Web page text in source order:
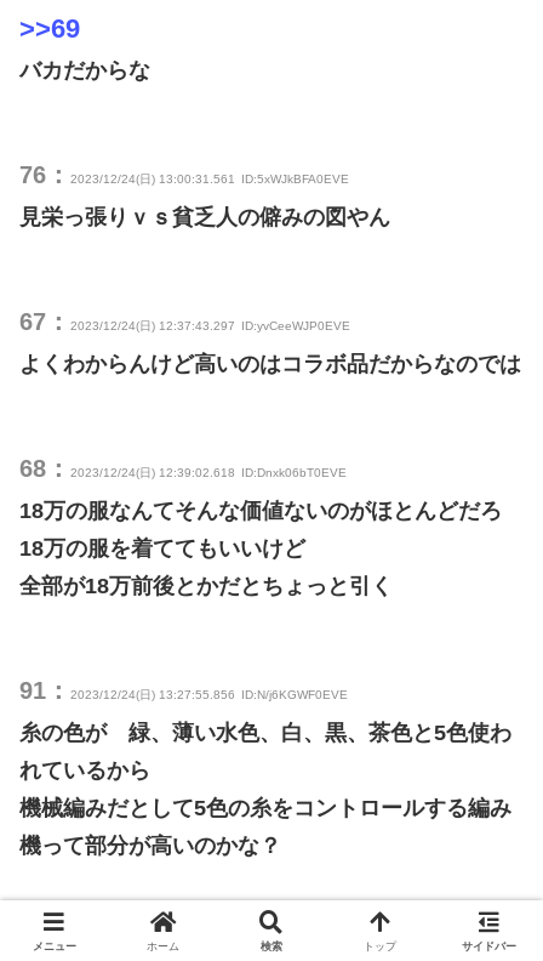
>>69
バカだからな
76： 2023/12/24(日) 13:00:31.561 ID:5xWJkBFA0EVE
見栄っ張りｖｓ貧乏人の僻みの図やん
67： 2023/12/24(日) 12:37:43.297 ID:yvCeeWJP0EVE
よくわからんけど高いのはコラボ品だからなのでは
68： 2023/12/24(日) 12:39:02.618 ID:Dnxk06bT0EVE
18万の服なんてそんな価値ないのがほとんどだろ
18万の服を着ててもいいけど
全部が18万前後とかだとちょっと引く
91： 2023/12/24(日) 13:27:55.856 ID:N/j6KGWF0EVE
糸の色が 緑、薄い水色、白、黒、茶色と5色使わ
れているから
機械編みだとして5色の糸をコントロールする編み
機って部分が高いのかな？
70： 2023/12/24(日) 12:41:01.243 ID:z0TmM8YY0EVE
メニュー ホーム 検索 トップ サイドバー